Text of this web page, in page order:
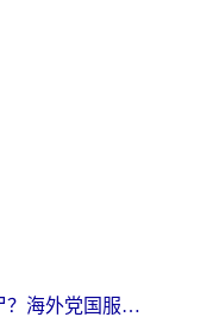
欧洲如何玩植物大战僵尸？海外党国服游戏加速避坑指南（附实测对比）